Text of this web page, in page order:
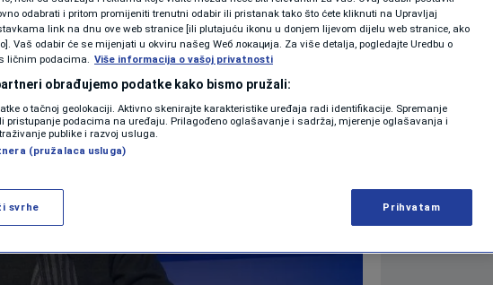
N1 SPECIJAL
FENOMENI
NEISTRAŽENO
VIRALNO
odabrati i pritom promijeniti trenutni odabir ili pristanak tako što ćete kliknuti na Upravljaj
link na dnu ove web stranice [ili plutajuću ikonu u donjem lijevom dijelu web stranice, ako
Vaš odabir će se mijenjati u okviru našeg Wеб локација. Za više detalja, pogledajte Uredbu o
ličnim podacima. Više informacija o vašoj privatnosti
obrađujemo podatke kako bismo pružali:
o tačnoj geolokaciji. Aktivno skenirajte karakteristike uređaja radi identifikacije. Spremanje
pristupanje podacima na uređaju. Prilagođeno oglašavanje i sadržaj, mjerenje oglašavanja i
publike i razvoj usluga.
(pružalaca usluga)
svrhe Prihvatam